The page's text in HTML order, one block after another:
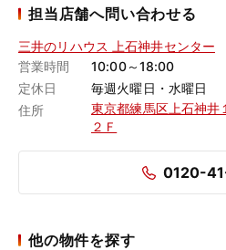
担当店舗へ問い合わせる
三井のリハウス 上石神井センター
営業時間
10:00～18:00
定休日
毎週火曜日・水曜日
住所
東京都練馬区上石神
２Ｆ
0120-
他の物件を探す